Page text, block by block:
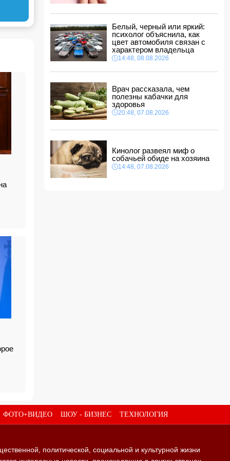
ФИФА выступила с заявлением на фоне
ВС РФ взяли под контроль Ивановку в
Харьковской области
14:04, 08.08.2026
14:00, 08.08.2026
Никол Пашинян позвонил Ильхаму Алиеву
12:48, 08.08.2026
СМИ: США ищут на Кубе фигуру для
повторения "венесуэльского сценария"
Белый, черный или яркий:
психолог объяснила, как
цвет автомобиля связан с
характером владельца
14:48, 08.08.2026
Врач рассказала, чем
полезны кабачки для
здоровья
20:48, 07.08.2026
Кинолог развеял миф о
собачьей обиде на хозяина
14:48, 07.08.2026
ФОТО+ВИДЕО ШОУ - БИЗНЕС ТЕХНОЛОГИЯ
политической, социальной и культурной жизни